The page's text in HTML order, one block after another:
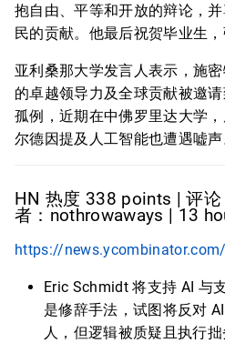
抱自由、平等和开放的辩论，
民的贡献。他最后祝贺毕业生
亚利桑那大学发言人表示，施
的卓越领导力及全球贡献被邀
孤例，近期在中佛罗里达大学
尔德因提及人工智能也遭遇嘘声
HN 热度 338 points | 评
者：nothrowaways | 13
https://
Eric Schmidt 将支持 AI 与
是修辞手法，试图将反对
人，但逻辑被质疑且执行拙